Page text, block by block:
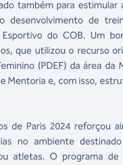
também para estimular
desenvolvimento de
do COB. Um
que utilizou o recurso
(PDEF) da área da
Mentoria e, com isso,
de Paris 2024 reforçou
no ambiente
atletas. O programa